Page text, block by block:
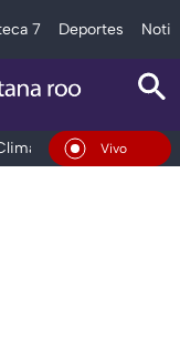
7 Deportes
Tráfico
En Vivo